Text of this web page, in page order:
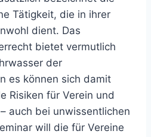
Tätigkeit, die in ihrer
dient. Das
bietet vermutlich
der
es können sich damit
Risiken für Verein und
auch bei unwissentlichen
will die für Vereine